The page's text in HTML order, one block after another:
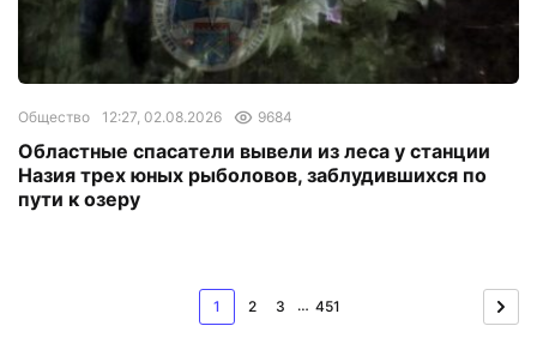
Общество 12:27, 02.08.2026 9684
Областные спасатели вывели из леса у станции
Назия трех юных рыболовов, заблудившихся по
пути к озеру
1 2 3 … 451